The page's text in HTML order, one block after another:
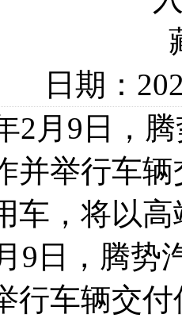
日期：
2月9日，
并举行车
车，将以
日，腾势
行车辆交